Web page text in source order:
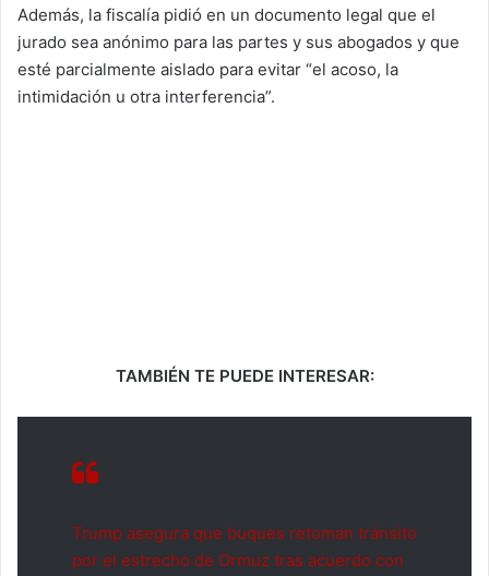
Además, la fiscalía pidió en un documento legal que el
jurado sea anónimo para las partes y sus abogados y que
esté parcialmente aislado para evitar “el acoso, la
intimidación u otra interferencia”.
TAMBIÉN TE PUEDE INTERESAR:
Trump asegura que buques retoman tránsito
por el estrecho de Ormuz tras acuerdo con